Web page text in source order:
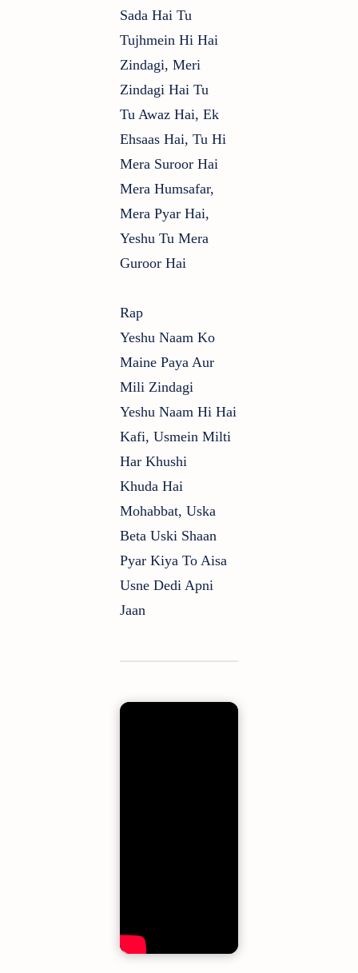
Sada Hai Tu
Tujhmein Hi Hai
Zindagi, Meri
Zindagi Hai Tu
Tu Awaz Hai, Ek
Ehsaas Hai, Tu Hi
Mera Suroor Hai
Mera Humsafar,
Mera Pyar Hai,
Yeshu Tu Mera
Guroor Hai
Rap
Yeshu Naam Ko
Maine Paya Aur
Mili Zindagi
Yeshu Naam Hi Hai
Kafi, Usmein Milti
Har Khushi
Khuda Hai
Mohabbat, Uska
Beta Uski Shaan
Pyar Kiya To Aisa
Usne Dedi Apni
Jaan